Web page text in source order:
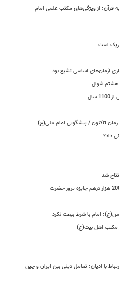
قرآن؛ از ویژگی‌های مکتب علمی امام
است
آرمان‌های اساسی تشیع بود
هشتم شوال
تاکنون / پیشگویی امام علی(ع)
داد؟
شد
امام با شرط بیعت نکرد
مکتب اهل بیت(ع)
با ادیان؛ تعامل دینی بین ایران و چین